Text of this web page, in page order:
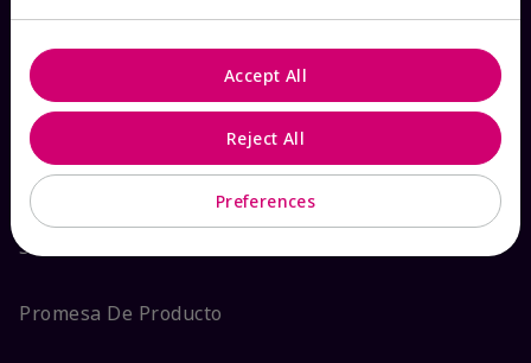
ACERCA DE MARY KAY
Garantía de Satisfacción
Sobre Mary Kay
Sostenibilidad
Promesa De Producto
Preferences
Reject All
Accept All